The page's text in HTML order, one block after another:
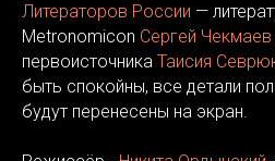
Литераторов России —
Metronomicon Сергей Чекмаев
первоисточника Таисия
быть спокойны, все детали
будут перенесены на экран.